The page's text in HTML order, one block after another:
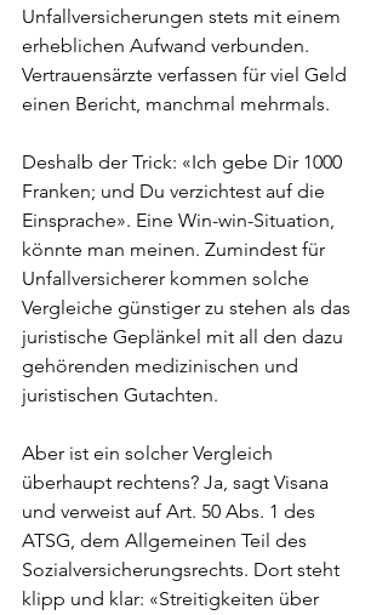
Unfallversicherungen stets mit einem
erheblichen Aufwand verbunden.
Vertrauensärzte verfassen für viel Geld
einen Bericht, manchmal mehrmals.
Deshalb der Trick: «Ich gebe Dir 1000
Franken; und Du verzichtest auf die
Einsprache». Eine Win-win-Situation,
könnte man meinen. Zumindest für
Unfallversicherer kommen solche
Vergleiche günstiger zu stehen als das
juristische Geplänkel mit all den dazu
gehörenden medizinischen und
juristischen Gutachten.
Aber ist ein solcher Vergleich
überhaupt rechtens? Ja, sagt Visana
und verweist auf Art. 50 Abs. 1 des
ATSG, dem Allgemeinen Teil des
Sozialversicherungsrechts. Dort steht
klipp und klar: «Streitigkeiten über